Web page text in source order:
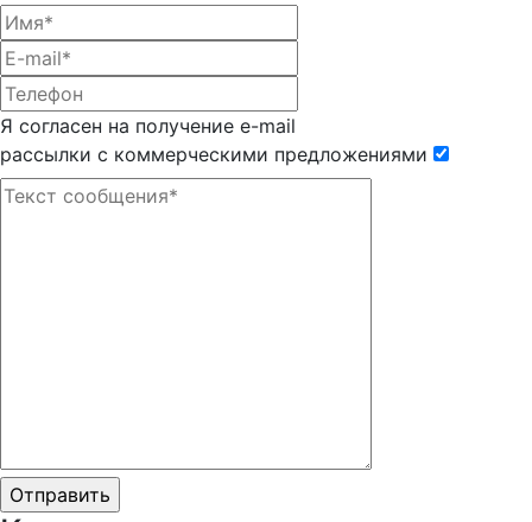
Я согласен на получение e-mail
рассылки с коммерческими предложениями